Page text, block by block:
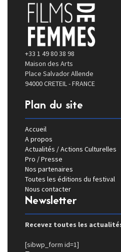
+33 1 49 80 38 98
Maison des Arts
Place Salvador Allende
94000 CRETEIL - FRANCE
Plan du site
Accueil
A propos
Actualités / Actions Culturelles
Pro / Presse
Nos partenaires
Toutes les éditions du festival
Nous contacter
Newsletter
Recevez toutes les
[sibwp_form id=1]